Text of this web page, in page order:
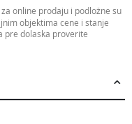
online prodaju i podložne su
objektima cene i stanje
pre dolaska proverite